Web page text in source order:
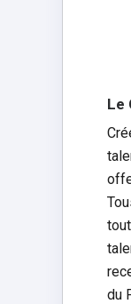
Le
du